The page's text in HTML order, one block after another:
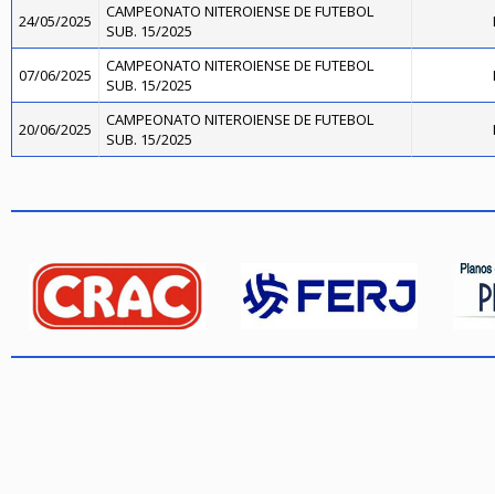
24/05/2025
CAMPEONATO NITEROIENSE DE FUTEBOL
SUB. 15/2025
07/06/2025
CAMPEONATO NITEROIENSE DE FUTEBOL
SUB. 15/2025
20/06/2025
CAMPEONATO NITEROIENSE DE FUTEBOL
SUB. 15/2025